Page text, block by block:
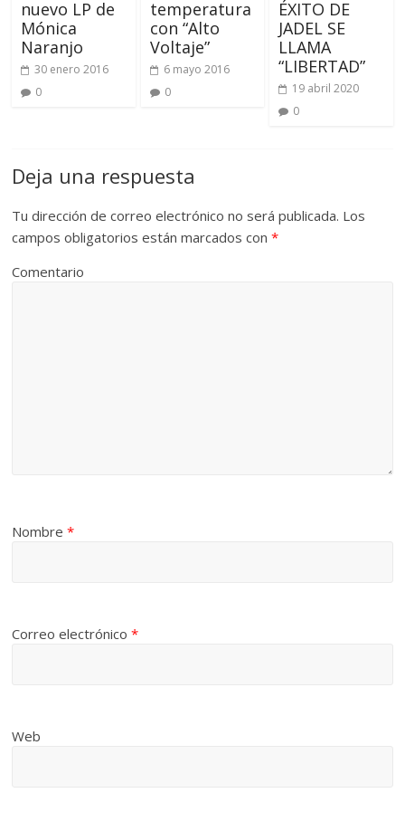
nuevo LP de
Mónica
Naranjo
30 enero 2016
0
temperatura
con “Alto
Voltaje”
6 mayo 2016
0
ÉXITO DE
JADEL SE
LLAMA
“LIBERTAD”
19 abril 2020
0
Deja una respuesta
Tu dirección de correo electrónico no será publicada. Los
campos obligatorios están marcados con*
Comentario
Nombre*
Correo electrónico*
Web